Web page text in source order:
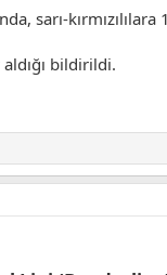
sarı-
bildirildi.